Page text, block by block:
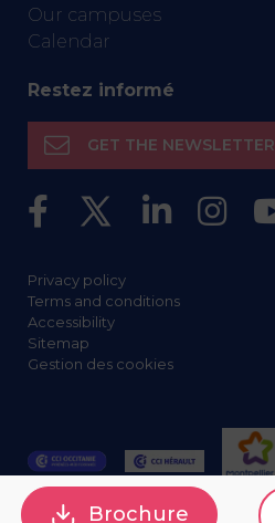
Our campuses
Calendar
Restez informé
GET THE NEWSLETTER
Privacy policy
Terms and conditions
Accessibility
Sitemap
Gestion des cookies
Brochure